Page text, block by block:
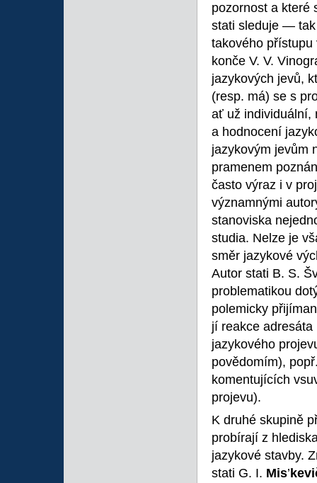
pozornost a které
stati sleduje —
takového přístupu
konče V. V.
jazykových jevů,
(resp. má) se s
ať už individuální,
a hodnocení
jazykovým jevům
pramenem
často výraz i v
významnými
stanoviska
studia. Nelze je
směr jazykové
Autor stati B. S.
problematikou
polemicky
jí reakce
jazykového
povědomím),
komentujících
projevu).
K druhé skupině
probírají z
jazykové stavby.
stati G. I. Mis’